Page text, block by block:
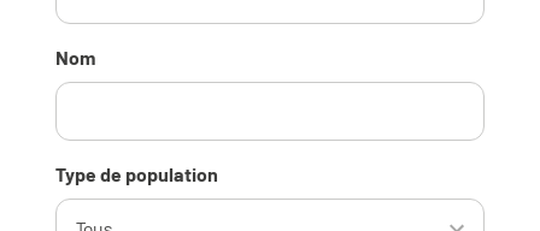
Nom
Type de population